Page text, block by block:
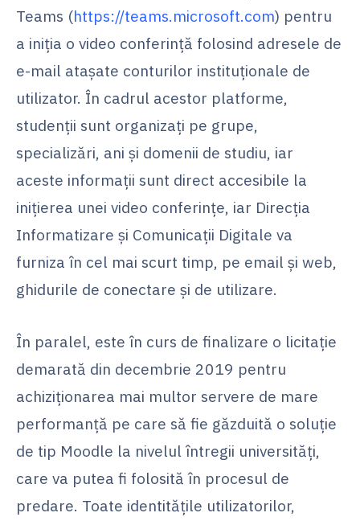
Teams (https://teams.microsoft.com) pentru
a iniția o video conferință folosind adresele de
e-mail atașate conturilor instituționale de
utilizator. În cadrul acestor platforme,
studenții sunt organizați pe grupe,
specializări, ani și domenii de studiu, iar
aceste informații sunt direct accesibile la
inițierea unei video conferințe, iar Direcția
Informatizare și Comunicații Digitale va
furniza în cel mai scurt timp, pe email și web,
ghidurile de conectare și de utilizare.
În paralel, este în curs de finalizare o licitație
demarată din decembrie 2019 pentru
achiziționarea mai multor servere de mare
performanță pe care să fie găzduită o soluție
de tip Moodle la nivelul întregii universități,
care va putea fi folosită în procesul de
predare. Toate identitățile utilizatorilor,